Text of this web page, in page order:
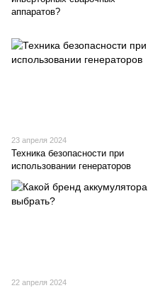
аппаратов?
23 апреля 2024
Техника безопасности при
использовании генераторов
22 апреля 2024